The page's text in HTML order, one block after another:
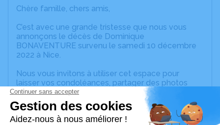
Chère famille, chers amis,
C’est avec une grande tristesse que nous vous
annonçons le décès de Dominique
BONAVENTURE survenu le samedi 10 décembre
2022 à Nice.
Nous vous invitons à utiliser cet espace pour
laisser vos condoléances, partager des photos
souvenirs, une anecdote ou exprimer vos pensées
à travers des poèmes ou des textes. Cet endroit
est un lieu d'expression dédié à honorer la
mémoire de Dominique BONAVENTURE.